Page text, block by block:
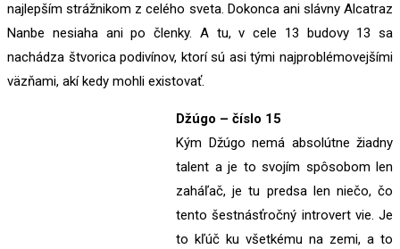
najlepším strážnikom z celého sveta. Dokonca ani slávny Alcatraz
Nanbe nesiaha ani po členky. A tu, v cele 13 budovy 13 sa
nachádza štvorica podivínov, ktorí sú asi tými najproblémovejšími
väzňami, akí kedy mohli existovať.
Džúgo – číslo 15
Kým Džúgo nemá absolútne žiadny
talent a je to svojím spôsobom len
zaháľač, je tu predsa len niečo, čo
tento šestnásťročný introvert vie. Je
to kľúč ku všetkému na zemi, a to